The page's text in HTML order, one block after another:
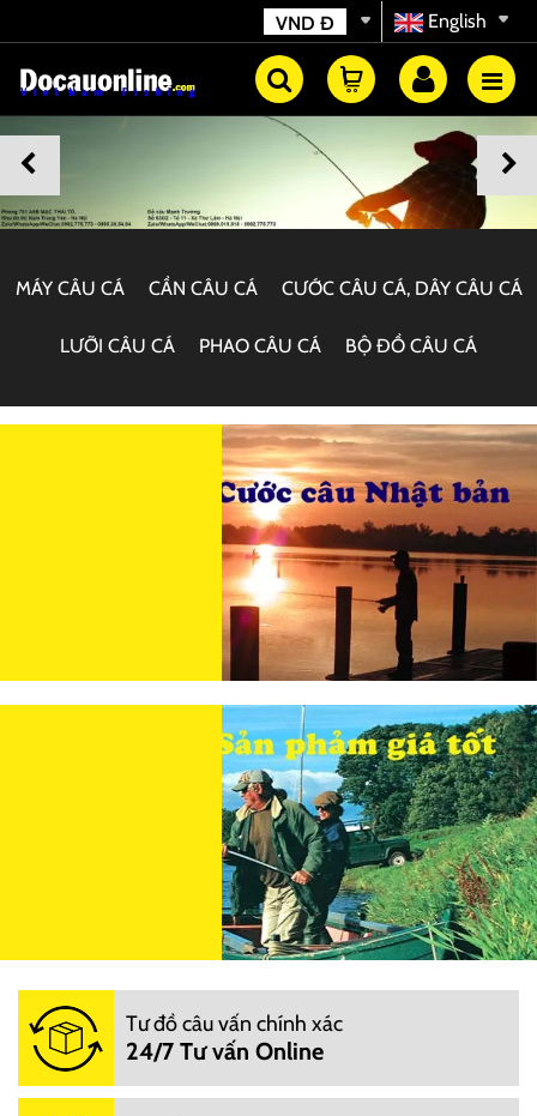
English
VND Đ
MÁY CÂU CÁ CẦN CÂU CÁ CƯỚC CÂU CÁ, DÂY CÂU CÁ
LƯỠI CÂU CÁ PHAO CÂU CÁ BỘ ĐỒ CÂU CÁ
Tư đồ câu vấn chính xác
24/7 Tư vấn Online